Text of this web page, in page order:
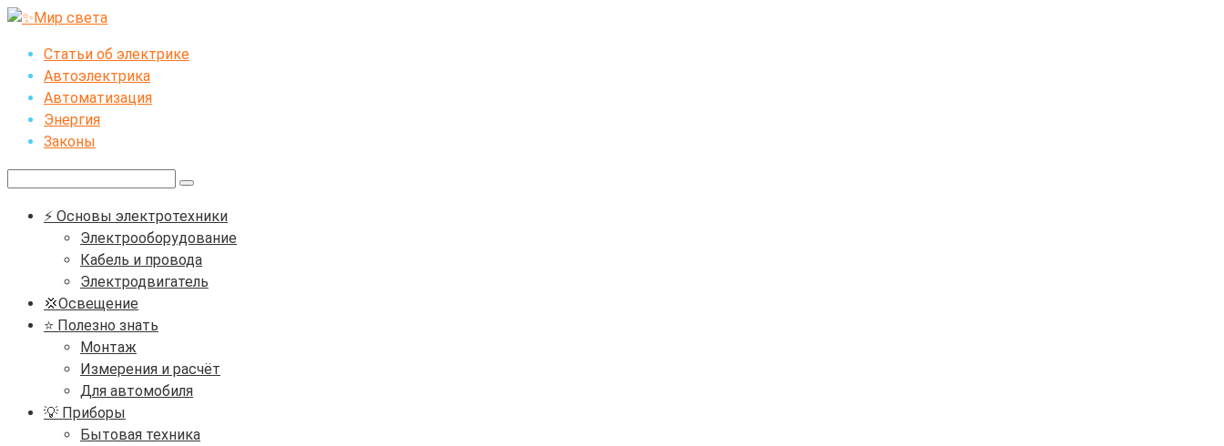
Перейти
контентуСтатьи об электрике
Автоэлектрика
Автоматизация
Энергия
Законы
⚡ Основы электротехники
Электрооборудование
Кабель и провода
Электродвигатель
💢Освещение
⭐ Полезно знать
Монтаж
Измерения и расчёт
Для автомобиля
💡 Приборы
Бытовая техника